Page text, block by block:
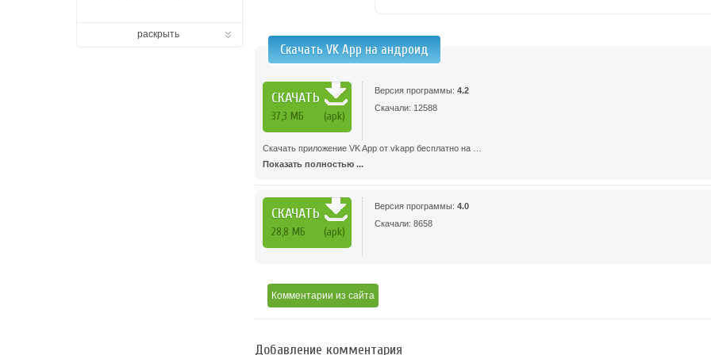
Скачать VK App на андроид
СКАЧАТЬ
37,3 MБ (apk)
Версия программы: 4.2
Скачали: 12588
Скачать приложение VK App от vkapp бесплатно на …
Показать полностью ...
СКАЧАТЬ
28,8 MБ (apk)
Версия программы: 4.0
Скачали: 8658
Комментарии из сайта
Добавление комментария
раскрыть